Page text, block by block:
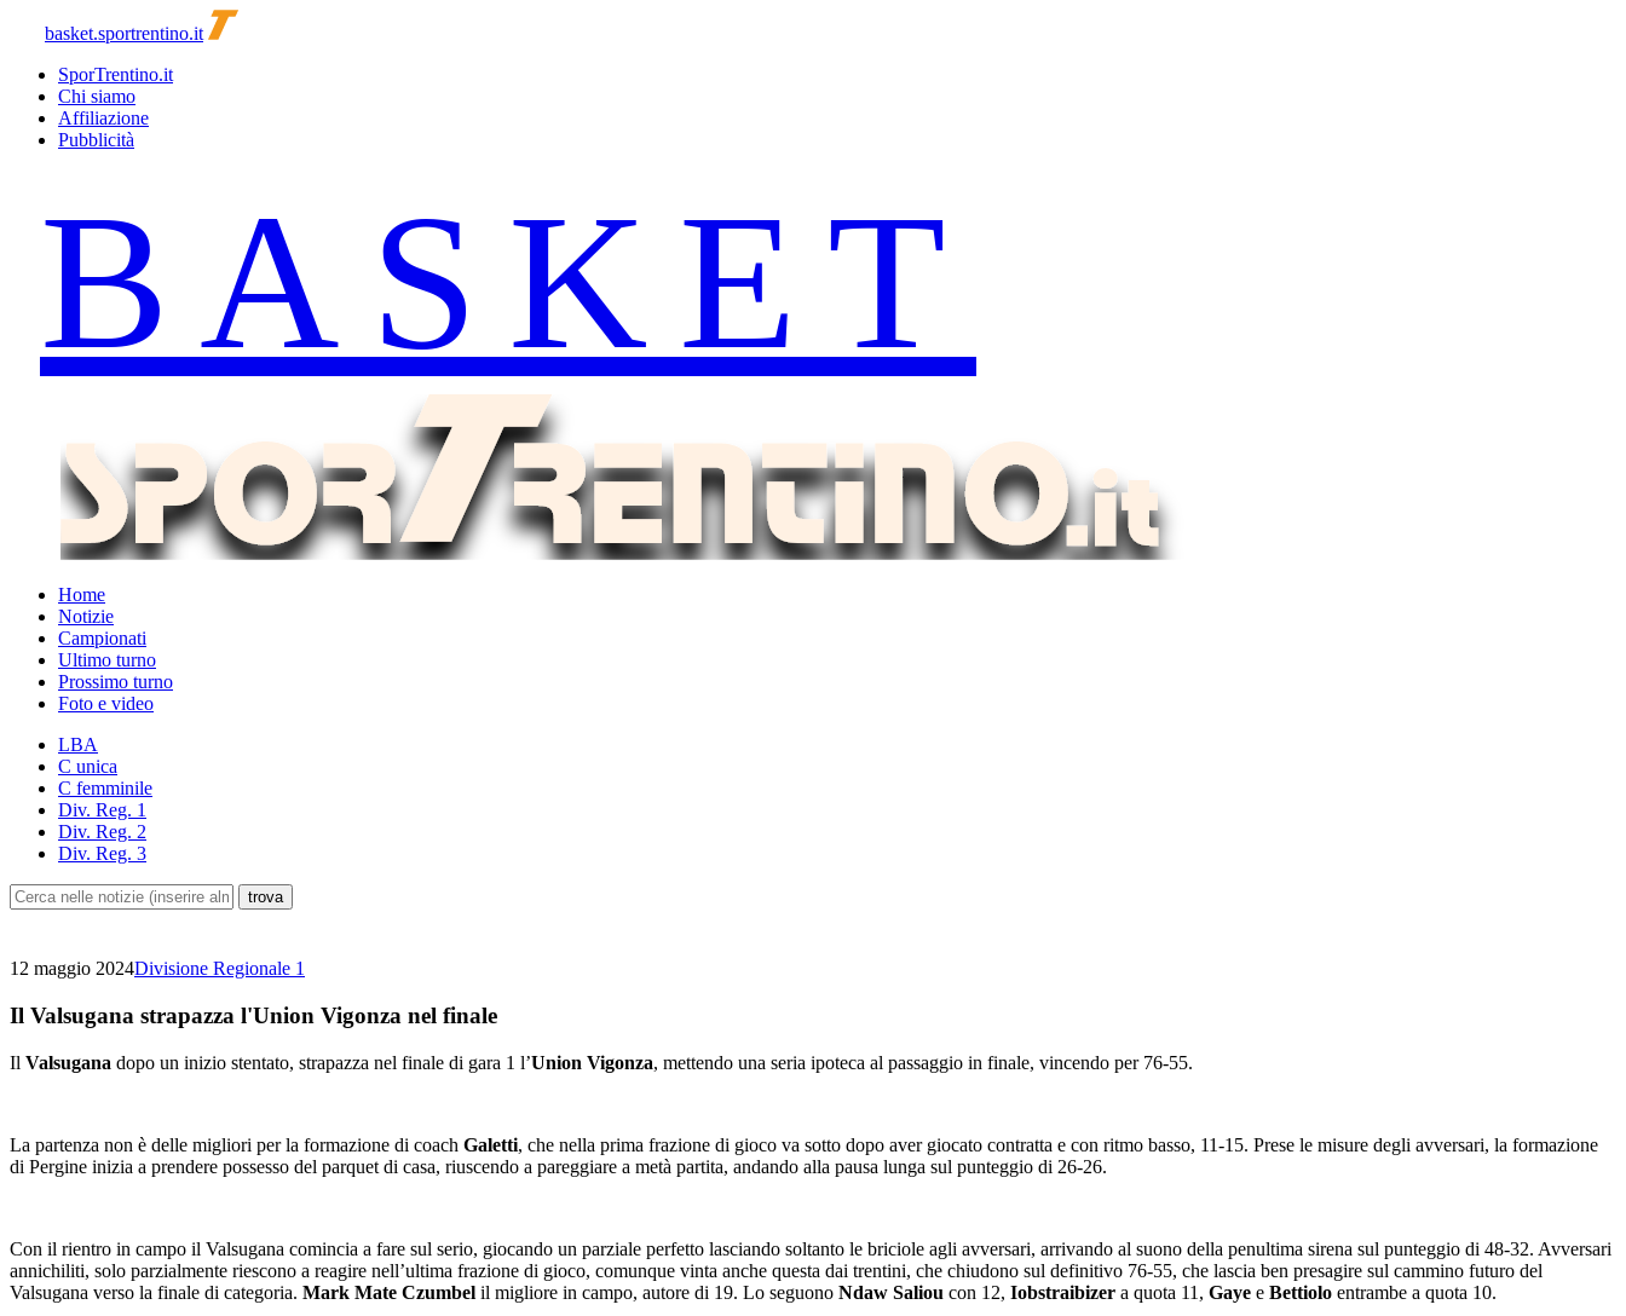
basket.sportrentino.it
SporTrentino.it
Chi siamo
Affiliazione
Pubblicità
Home
Notizie
Campionati
Ultimo turno
Prossimo turno
Foto e video
LBA
C unica
C femminile
Div. Reg. 1
Div. Reg. 2
Div. Reg. 3
12 maggio 2024Divisione Regionale 1
Il Valsugana strapazza l'Union Vigonza nel finale
Il Valsugana dopo un inizio stentato, strapazza nel finale di gara 1 l’Union Vigonza, mettendo una seria ipoteca al passaggio in finale, vincendo per 76-55.
La partenza non è delle migliori per la formazione di coach Galetti, che nella prima frazione di gioco va sotto dopo aver giocato contratta e con ritmo basso, 11-15. Prese le misure degli avversari, la formazione
di Pergine inizia a prendere possesso del parquet di casa, riuscendo a pareggiare a metà partita, andando alla pausa lunga sul punteggio di 26-26.
Con il rientro in campo il Valsugana comincia a fare sul serio, giocando un parziale perfetto lasciando soltanto le briciole agli avversari, arrivando al suono della penultima sirena sul punteggio di 48-32. Avversari
annichiliti, solo parzialmente riescono a reagire nell’ultima frazione di gioco, comunque vinta anche questa dai trentini, che chiudono sul definitivo 76-55, che lascia ben presagire sul cammino futuro del
Valsugana verso la finale di categoria. Mark Mate Czumbel il migliore in campo, autore di 19. Lo seguono Ndaw Saliou con 12, Iobstraibizer a quota 11, Gaye e Bettiolo entrambe a quota 10.